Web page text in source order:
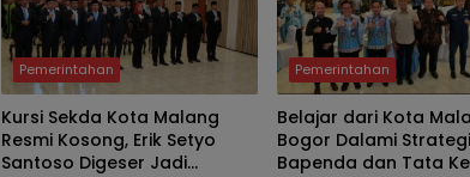
Pemerintahan
Kursi Sekda Kota Malang
Resmi Kosong, Erik Setyo
Santoso Digeser Jadi
Pemerintahan
Belajar dari Kota
Bogor Dalami Strategi
Bapenda dan Tata